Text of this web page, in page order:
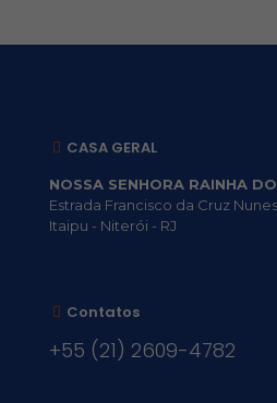
CASA GERAL
NOSSA SENHORA RAINHA
Estrada Francisco da Cruz
Itaipu - Niterói - RJ
Contatos
+55 (21) 2609-4782